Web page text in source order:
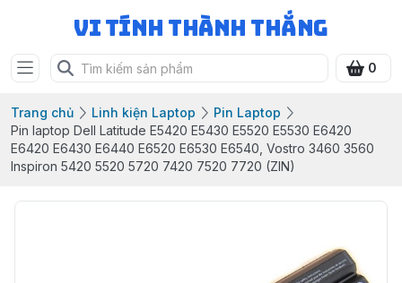
Vi Tính Thành Thắng
0
Trang chủ Linh kiện Laptop
Pin Laptop
Pin laptop Dell Latitude E5420 E5430 E5520 E5530 E6420
E6420 E6430 E6440 E6520 E6530 E6540, Vostro 3460 3560
Inspiron 5420 5520 5720 7420 7520 7720 (ZIN)